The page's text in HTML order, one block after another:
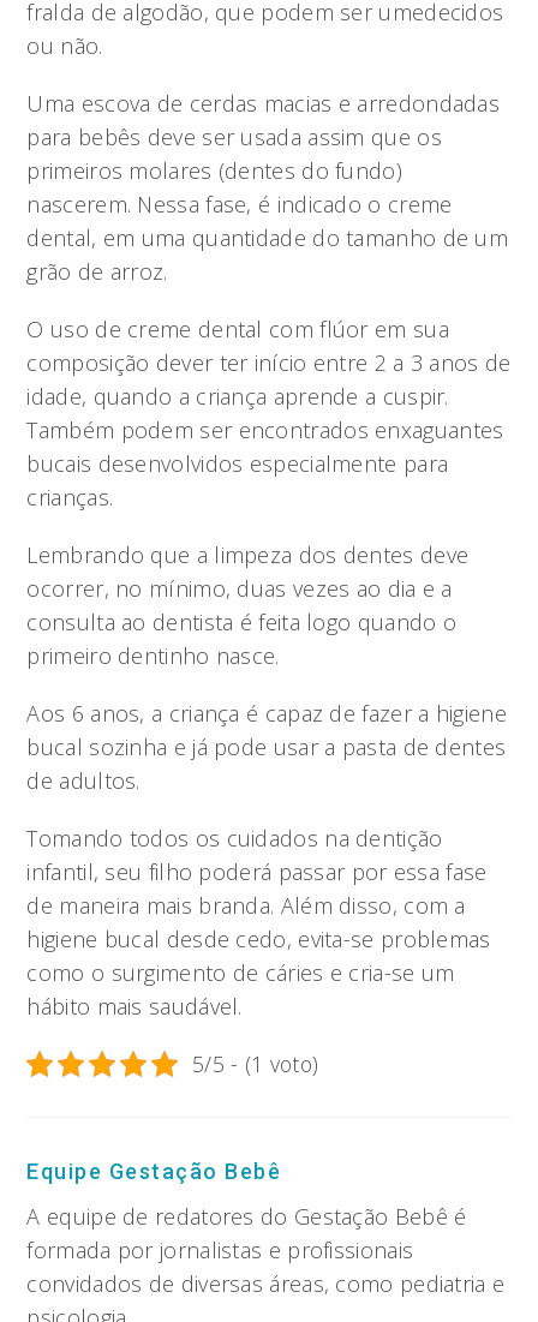
fralda de algodão, que podem ser umedecidos
ou não.
Uma escova de cerdas macias e arredondadas
para bebês deve ser usada assim que os
primeiros molares (dentes do fundo)
nascerem. Nessa fase, é indicado o creme
dental, em uma quantidade do tamanho de um
grão de arroz.
O uso de creme dental com flúor em sua
composição dever ter início entre 2 a 3 anos de
idade, quando a criança aprende a cuspir.
Também podem ser encontrados enxaguantes
bucais desenvolvidos especialmente para
crianças.
Lembrando que a limpeza dos dentes deve
ocorrer, no mínimo, duas vezes ao dia e a
consulta ao dentista é feita logo quando o
primeiro dentinho nasce.
Aos 6 anos, a criança é capaz de fazer a higiene
bucal sozinha e já pode usar a pasta de dentes
de adultos.
Tomando todos os cuidados na dentição
infantil, seu filho poderá passar por essa fase
de maneira mais branda. Além disso, com a
higiene bucal desde cedo, evita-se problemas
como o surgimento de cáries e cria-se um
hábito mais saudável.
5/5 - (1 voto)
Equipe Gestação Bebê
A equipe de redatores do Gestação Bebê é
formada por jornalistas e profissionais
convidados de diversas áreas, como pediatria e